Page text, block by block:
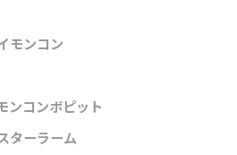
モンコン
ンコンボピット
ターラーム